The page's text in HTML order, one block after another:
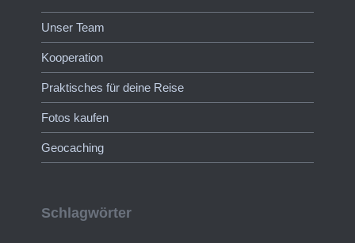
Unser Team
Kooperation
Praktisches für deine Reise
Fotos kaufen
Geocaching
Schlagwörter